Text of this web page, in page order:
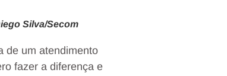
Silva/Secom
de um atendimento
fazer a diferença e